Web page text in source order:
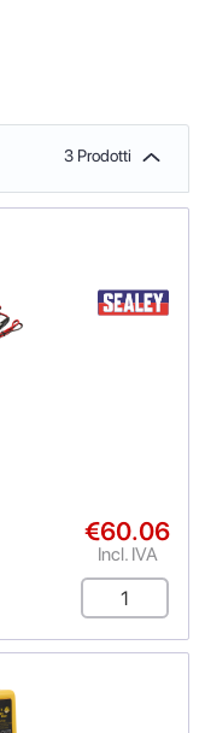
3 Prodotti
€60.06
Incl. IVA